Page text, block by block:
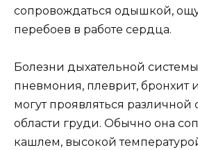
сопровождаться одышкой,
перебоев в работе сердца.
Болезни дыхательной
пневмония, плеврит, бронхит
могут проявляться различной
области груди. Обычно она
кашлем, высокой